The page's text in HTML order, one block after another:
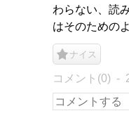
わらない、読
はそのための
ナイス
コメント(0)